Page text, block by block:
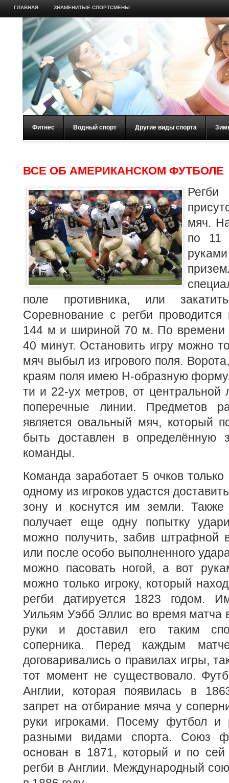
ГЛАВНАЯ ЗНАМЕНИТЫЕ СПОРТСМЕНЫ
Фитнес Водный спорт Другие виды спорта
ВСЕ ОБ АМЕРИКАНСКОМ ФУТБОЛЕ
мяч.
по 11
поле противника, или
Соревнование с регби
144 м и шириной 70 м. По времени
40 минут. Остановить игру можно
мяч выбыл из игрового поля.
краям поля имею Н-образную
ти и 22-ух метров, от центральной
поперечные линии. Предметов
является овальный мяч, который
быть доставлен в определённую
команды.
Команда заработает 5 очков
одному из игроков удастся
зону и коснутся им земли.
получает еще одну попытку
можно получить, забив штрафной
или после особо выполненного
можно пасовать ногой, а вот
можно только игроку, который
регби датируется 1823 годом.
Уильям Уэбб Эллис во время матча
руки и доставил его таким
соперника. Перед каждым
договаривались о правилах игры,
тот момент не существовало.
Англии, которая появилась в
запрет на отбирание мяча у
руки игроками. Посему футбол и
разными видами спорта. Союз
основан в 1871, который и по сей
регби в Англии. Международный